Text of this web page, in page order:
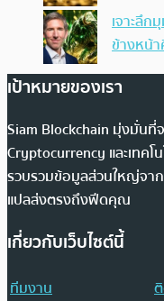
เจาะลึก
ข้างหน้
เป้าหมายของเรา
Siam Blockchain มุ่งมั่นที่
Cryptocurrency และเทคโ
รวบรวมข้อมูลส่วนใหญ่จาก
แปลส่งตรงถึงฟีดคุณ
เกี่ยวกับเว็บไซต์นี้
ทีมงาน